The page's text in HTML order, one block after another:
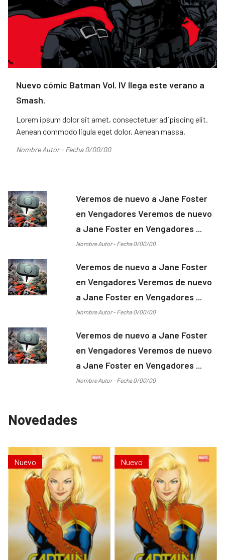
Nuevo cómic Batman Vol. IV llega este verano a
Smash.
Lorem ipsum dolor sit amet, consectetuer adipiscing elit.
Aenean commodo ligula eget dolor. Aenean massa.
Nombre Autor - Fecha 0/00/00
Veremos de nuevo a Jane Foster
en Vengadores Veremos de nuevo
a Jane Foster en Vengadores ...
Nombre Autor - Fecha 0/00/00
Veremos de nuevo a Jane Foster
en Vengadores Veremos de nuevo
a Jane Foster en Vengadores ...
Nombre Autor - Fecha 0/00/00
Veremos de nuevo a Jane Foster
en Vengadores Veremos de nuevo
a Jane Foster en Vengadores ...
Nombre Autor - Fecha 0/00/00
Novedades
Nuevo Nuevo